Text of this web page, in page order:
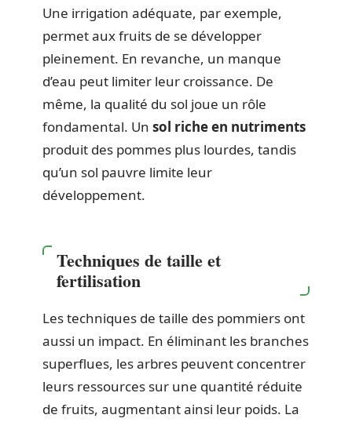
Une irrigation adéquate, par exemple,
permet aux fruits de se développer
pleinement. En revanche, un manque
d’eau peut limiter leur croissance. De
même, la qualité du sol joue un rôle
fondamental. Un sol riche en nutriments
produit des pommes plus lourdes, tandis
qu’un sol pauvre limite leur
développement.
Techniques de taille et
fertilisation
Les techniques de taille des pommiers ont
aussi un impact. En éliminant les branches
superflues, les arbres peuvent concentrer
leurs ressources sur une quantité réduite
de fruits, augmentant ainsi leur poids. La